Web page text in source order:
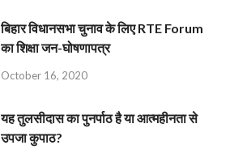
बिहार विधानसभा चुनाव के लिए RTE Forum
का शिक्षा जन-घोषणापत्र
October 16, 2020
यह तुलसीदास का पुनर्पाठ है या आत्महीनता से
उपजा कुपाठ?